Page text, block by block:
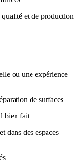
et de production
ou une expérience
de surfaces
bien fait
des espaces